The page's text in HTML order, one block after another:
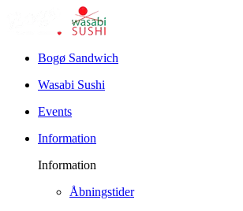
Bogø Sandwich
Wasabi Sushi
Events
Information
Information
Åbningstider